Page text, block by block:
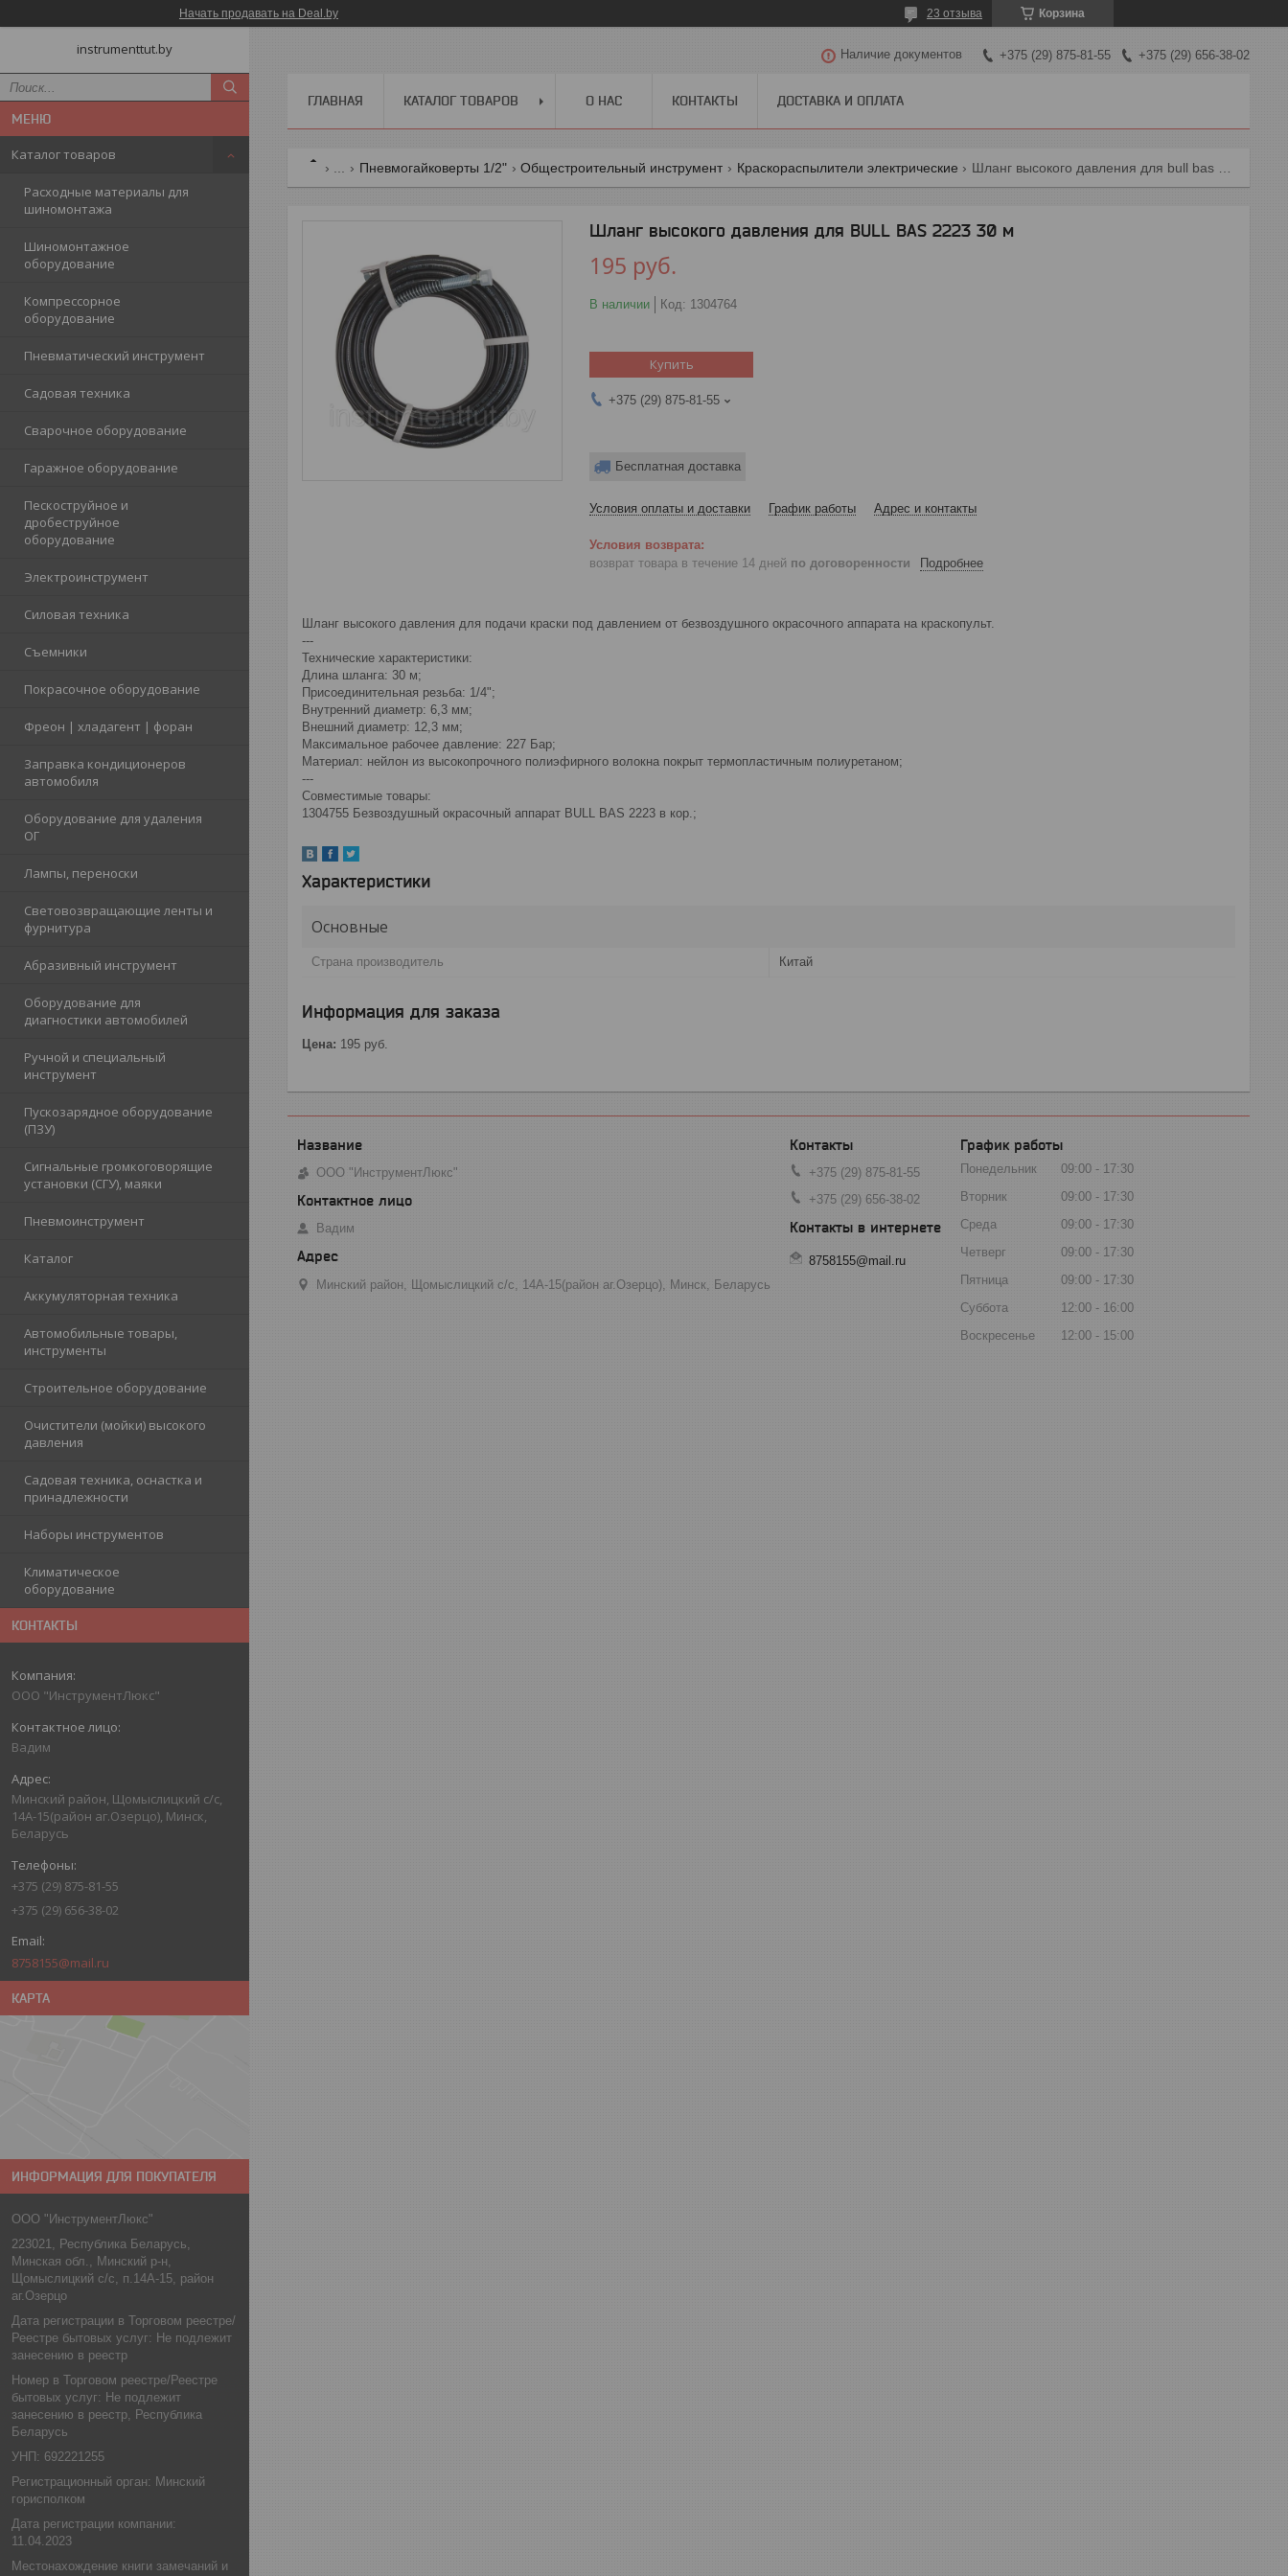
Начать продавать на Deal.by Корзина
23 отзыва
instrumenttut.by
Каталог товаров
Расходные материалы для
шиномонтажа
Шиномонтажное
оборудование
Компрессорное
оборудование
Пневматический инструмент
Садовая техника
Сварочное оборудование
Гаражное оборудование
Пескоструйное и
дробеструйное
оборудование
Электроинструмент
Силовая техника
Съемники
Покрасочное оборудование
Фреон | хладагент | форан
Заправка кондиционеров
автомобиля
Оборудование для удаления
ОГ
Лампы, переноски
Световозвращающие ленты и
фурнитура
Абразивный инструмент
Оборудование для
диагностики автомобилей
Ручной и специальный
инструмент
Пускозарядное оборудование
(ПЗУ)
Сигнальные громкоговорящие
установки (СГУ), маяки
Пневмоинструмент
Каталог
Аккумуляторная техника
Автомобильные товары,
инструменты
Строительное оборудование
Очистители (мойки) высокого
давления
Садовая техника, оснастка и
принадлежности
Наборы инструментов
Климатическое
оборудование
КОНТАКТЫ
ООО "ИнструментЛюкс"
Вадим
Минский район, Щомыслицкий с/с,
14А-15(район аг.Озерцо), Минск,
Беларусь
+375 (29) 875-81-55
+375 (29) 656-38-02
8758155@mail.ru
КАРТА
ИНФОРМАЦИЯ ДЛЯ ПОКУПАТЕЛЯ
ООО "ИнструментЛюкс"
223021, Республика Беларусь,
Минская обл., Минский р-н,
Щомыслицкий с/с, п.14А-15, район
аг.Озерцо
Дата регистрации в Торговом реестре/
Реестре бытовых услуг: Не подлежит
занесению в реестр
Номер в Торговом реестре/Реестре
бытовых услуг: Не подлежит
занесению в реестр, Республика
Беларусь
УНП: 692221255
Регистрационный орган: Минский
горисполком
Дата регистрации компании:
11.04.2023
Местонахождение книги замечаний и
Наличие документов +375 (29) 875-81-55 +375 (29) 656-38-02
ГЛАВНАЯ КАТАЛОГ ТОВАРОВ О НАС КОНТАКТЫ ДОСТАВКА И ОПЛАТА
Пневмогайковерты 1/2" Общестроительный инструмент Краскораспылители электрические
Шланг высокого давления для BULL BAS 2223 30 м
195 руб.
В наличии Код: 1304764
Купить
+375 (29) 875-81-55
Бесплатная доставка
Условия оплаты и доставки График работы Адрес и контакты
возврат товара в течение 14 дней по договоренности Подробнее
Шланг высокого давления для подачи краски под давлением от безвоздушного окрасочного аппарата на краскопульт.
---
Технические характеристики:
Длина шланга: 30 м;
Присоединительная резьба: 1/4";
Внутренний диаметр: 6,3 мм;
Внешний диаметр: 12,3 мм;
Максимальное рабочее давление: 227 Бар;
Материал: нейлон из высокопрочного полиэфирного волокна покрыт термопластичным полиуретаном;
---
Совместимые товары:
1304755 Безвоздушный окрасочный аппарат BULL BAS 2223 в кор.;
Характеристики
Основные
Страна производитель Китай
Информация для заказа
Цена: 195 руб.
ООО "ИнструментЛюкс"
Вадим
Минский район, Щомыслицкий с/с, 14А-15(район аг.Озерцо), Минск, Беларусь
+375 (29) 875-81-55
+375 (29) 656-38-02
8758155@mail.ru
График работы
Понедельник 09:00
17:30
Вторник
09:00
17:30
Среда
09:00
17:30
Четверг
09:00
17:30
Пятница
09:00
17:30
Суббота
12:00
16:00
Воскресенье
12:00 15:00